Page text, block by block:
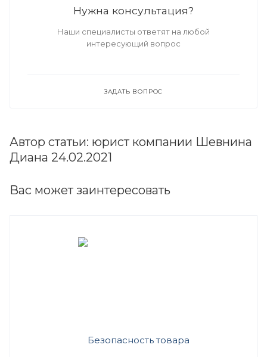
Нужна консультация?
Наши специалисты ответят на любой
интересующий вопрос
ЗАДАТЬ ВОПРОС
Автор статьи: юрист компании Шевнина
Диана 24.02.2021
Вас может заинтересовать